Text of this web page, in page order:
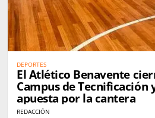
DEPORTES
El Atlético Benavente
Campus de Tecnificación
apuesta por la cantera
REDACCIÓN